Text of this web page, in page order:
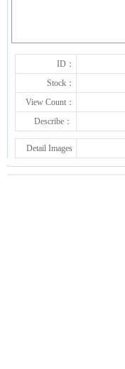
ID：
Stock：
View Count：
Describe：
Detail Images